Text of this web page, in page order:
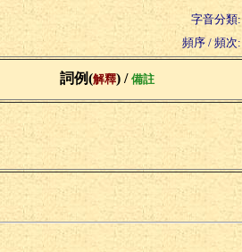
字音分類:
頻序 / 頻次:
詞例(解釋) / 備註